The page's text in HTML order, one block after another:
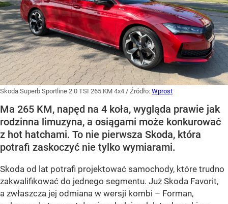
Skoda Superb Sportline 2.0 TSI 265 KM 4x4 / Źródło: Wprost
Ma 265 KM, napęd na 4 koła, wygląda prawie jak
rodzinna limuzyna, a osiągami może konkurować
z hot hatchami. To nie pierwsza Skoda, która
potrafi zaskoczyć nie tylko wymiarami.
Skoda od lat potrafi projektować samochody, które trudno
zakwalifikować do jednego segmentu. Już Skoda Favorit,
a zwłaszcza jej odmiana w wersji kombi – Forman,